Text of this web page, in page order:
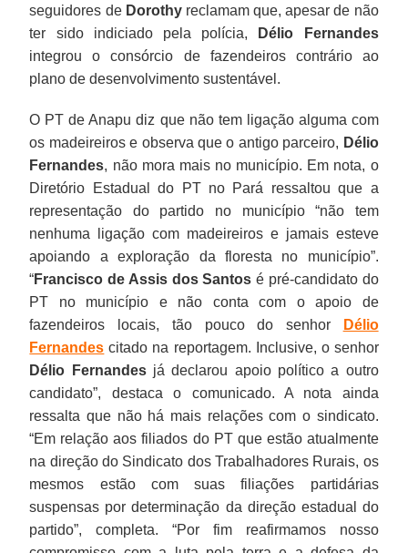
seguidores de Dorothyreclamam que, apesar de não
ter sido indiciado pela polícia,
Délio Fernandes
integrou o consórcio de fazendeiros contrário ao
plano de desenvolvimento sustentável.
O PT de Anapu diz que não tem ligação alguma com
os madeireiros e observa que o antigo parceiro, Délio
Fernandes, não mora mais no município. Em nota, o
Diretório Estadual do PT no Pará ressaltou que a
representação do partido no município “não tem
nenhuma ligação com madeireiros e jamais esteve
apoiando a exploração da floresta no município”.
“Francisco de Assis dos Santos é pré-candidato do
PT no município e não conta com o apoio de
fazendeiros locais, tão pouco do senhor
Délio
Fernandes citado na reportagem. Inclusive, o senhor
Délio Fernandesjá declarou apoio político a outro
candidato”, destaca o comunicado. A nota ainda
ressalta que não há mais relações com o sindicato.
“Em relação aos filiados do PT que estão atualmente
na direção do Sindicato dos Trabalhadores Rurais, os
mesmos estão com suas filiações partidárias
suspensas por determinação da direção estadual do
partido”, completa. “Por fim reafirmamos nosso